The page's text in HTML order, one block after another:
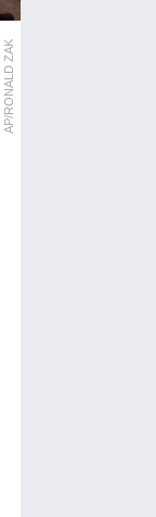
AP/RONALD ZAK